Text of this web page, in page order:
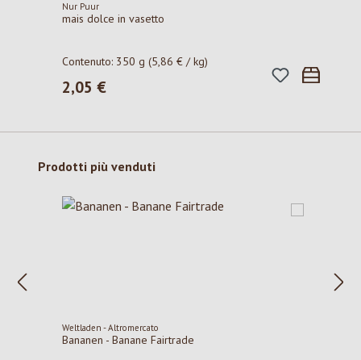
Nur Puur
mais dolce in vasetto
Contenuto: 350 g(5,86 € / kg)
Prezzo normale:
2,05 €
Salta la galleria dei prodotti
Prodotti più venduti
Weltladen - Altromercato
Bananen - Banane Fairtrade